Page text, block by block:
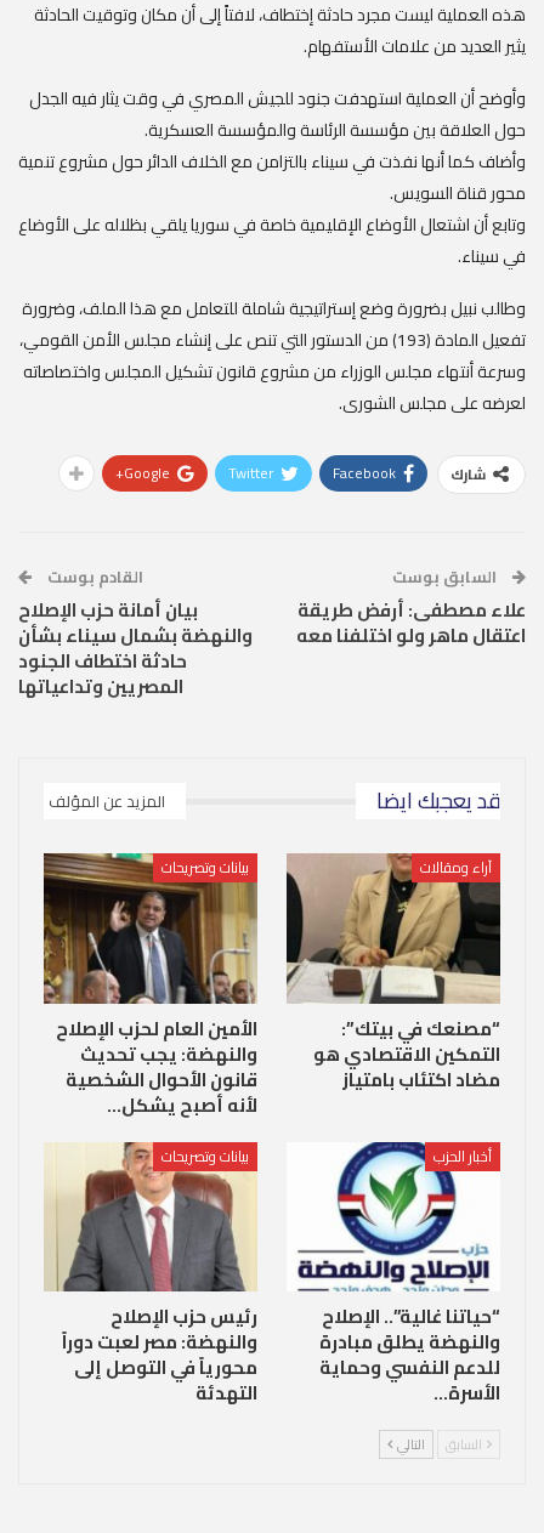
هذه العملية ليست مجرد حادثة إختطاف، لافتاً إلى أن مكان وتوقيت الحادثة
يثير العديد من علامات الأستفهام.
وأوضح أن العملية استهدفت جنود للجيش المصري في وقت يثار فيه الجدل
حول العلاقة بين مؤسسة الرئاسة والمؤسسة العسكرية.
وأضاف كما أنها نفذت في سيناء بالتزامن مع الخلاف الدائر حول مشروع تنمية
محور قناة السويس.
وتابع أن اشتعال الأوضاع الإقليمية خاصة في سوريا يلقي بظلاله على الأوضاع
في سيناء.
وطالب نبيل بضرورة وضع إستراتيجية شاملة للتعامل مع هذا الملف، وضرورة
تفعيل المادة (193) من الدستور التي تنص على إنشاء مجلس الأمن القومي،
وسرعة أنتهاء مجلس الوزراء من مشروع قانون تشكيل المجلس واختصاصاته
لعرضه على مجلس الشورى.
شارك Facebook
Twitter
Google+
السابق بوست
علاء مصطفى: أرفض طريقة
اعتقال ماهر ولو اختلفنا معه
القادم بوست
بيان أمانة حزب الإصلاح
والنهضة بشمال سيناء بشأن
حادثة اختطاف الجنود
المصريين وتداعياتها
قد يعجبك ايضا المزيد عن المؤلف
آراء ومقالات
“مصنعك في بيتك”:
التمكين الاقتصادي هو
مضاد اكتئاب بامتياز
بيانات وتصريحات
الأمين العام لحزب الإصلاح
والنهضة: يجب تحديث
قانون الأحوال الشخصية
لأنه أصبح يشكل…
أخبار الحزب
“حياتنا غالية”.. الإصلاح
والنهضة يطلق مبادرة
للدعم النفسي وحماية
الأسرة…
بيانات وتصريحات
رئيس حزب الإصلاح
والنهضة: مصر لعبت دوراً
محورياً في التوصل إلى
التهدئة
السابق التالي